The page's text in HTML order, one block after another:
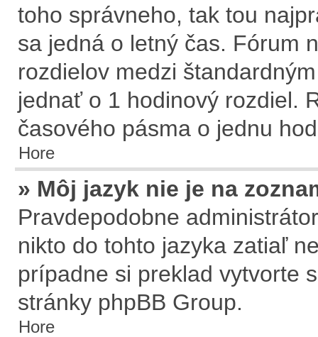
toho správneho, tak tou
sa jedná o letný čas. Fórum
rozdielov medzi
jednať o 1 hodinový rozdiel.
časového pásma o jednu
Hore
» Môj jazyk nie je na
Pravdepodobne
nikto do tohto jazyka zatiaľ
prípadne si preklad vytvorte
stránky phpBB Group.
Hore